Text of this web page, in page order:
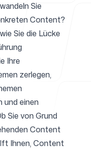
Sie
Content?
Sie die Lücke
Ihre
zerlegen,
und einen
Sie von Grund
Content
Ihnen, Content